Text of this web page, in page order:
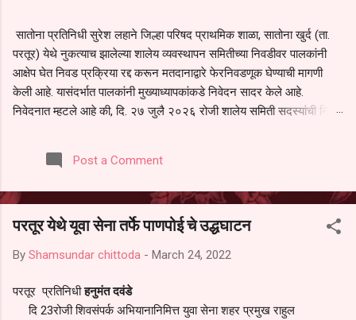
सातोना प्रतिनिधी सुरेश लहाने जिल्हा परिषद प्राथमिक शाळा, सातोना खुर्द (ता.
परतूर) येथे नुकत्याच झालेल्या शालेय व्यवस्थापन समितीच्या निवडीवर पालकांनी
आक्षेप घेत निवड प्रक्रिया रद्द करून मतदानाद्वारे फेरनिवडणूक घेण्याची मागणी
केली आहे. यासंदर्भात पालकांनी मुख्याध्यापकांकडे निवेदन सादर केले आहे.
निवेदनात म्हटले आहे की, दि. २७ जुलै २०२६ रोजी शालेय समिती सदस्यांची निवड
पालकांना देण्यात आली नसल्याने मोठ्या संख्येने पालक बैठकीस उपस्थित राहू शकले
नाहीत. तसेच सर्व पालकांना विश्वासात न घेता निवड प्रक्रिया पूर्ण करण्यात
करण्यात यावी आणि सर्व पालकांच्या उपस्थितीत मतदान पद्धतीने शालेय समितीची
फेरनिवडणूक घेण्यात यावी, अशी मागणी पालकांनी केली आहे. या निवेदनाच्या प्रती
परतूर यांनाही पाठविण्यात आल्या असून प्रशासन याबाबत काय निर्णय घेते, याकडे
पालकांचे लक्ष लागले आहे. या न...
Post a Comment
परतूर येथे यूवा सेना तर्फे पाणपोई चे उद्धघाटन
By Shamsundar chittoda - March 24, 2022
परतूर प्रतिनिधीहनुमंत दवंडे
दि 23रोजी शिवसंपर्क अभियानानिमित्त युवा सेना शहर प्रमुख राहुल